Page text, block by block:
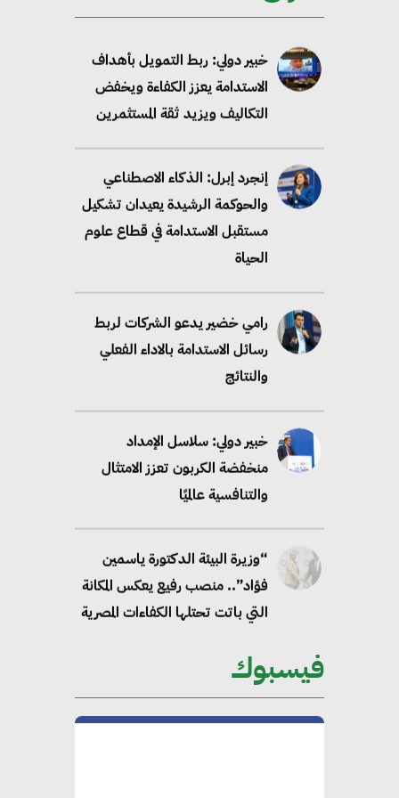
خبير دولي: ربط التمويل بأهداف
الاستدامة يعزز الكفاءة ويخفض
التكاليف ويزيد ثقة المستثمرين
إنجرد إبرل: الذكاء الاصطناعي
والحوكمة الرشيدة يعيدان تشكيل
مستقبل الاستدامة في قطاع علوم
الحياة
رامي خضير يدعو الشركات لربط
رسائل الاستدامة بالاداء الفعلي
والنتائج
خبير دولي: سلاسل الإمداد
منخفضة الكربون تعزز الامتثال
والتنافسية عالميًا
“وزيرة البيئة الدكتورة ياسمين
فؤاد”.. منصب رفيع يعكس المكانة
التي باتت تحتلها الكفاءات المصرية
محلب : المباني الخضراء إضافة
هامة للسوق المصري
فيسبوك